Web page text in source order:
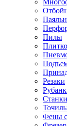
Пилы
Резаки
Станки
Фены